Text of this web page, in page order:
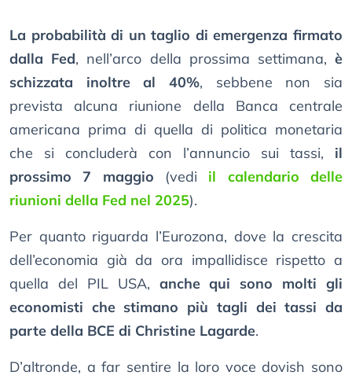
La probabilità di un taglio di emergenza firmato
dalla Fed, nell’arco della prossima settimana,è
schizzata inoltre al 40%, sebbene non sia
prevista alcuna riunione della Banca centrale
americana prima di quella di politica monetaria
che si concluderà con l’annuncio sui tassi, il
prossimo 7 maggio (vedi il calendario delle
riunioni della Fed nel 2025).
Per quanto riguarda l’Eurozona, dove la crescita
dell’economia già da ora impallidisce rispetto a
quella del PIL USA, anche qui sono molti gli
economisti che stimano più tagli dei tassi da
parte della BCE di Christine Lagarde.
D’altronde, a far sentire la loro voce dovish sono